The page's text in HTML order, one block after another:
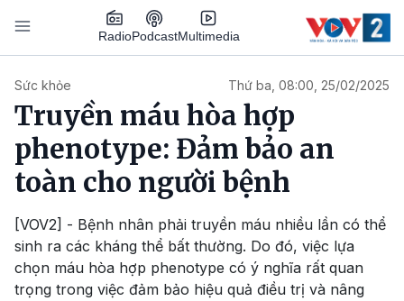
Nhảy đến nội dung
RadioPodcastMultimedia
Sức khỏe Thứ ba, 08:00, 25/02/2025
Truyền máu hòa hợp
phenotype: Đảm bảo an
toàn cho người bệnh
[VOV2] - Bệnh nhân phải truyền máu nhiều lần có thể
sinh ra các kháng thể bất thường. Do đó, việc lựa
chọn máu hòa hợp phenotype có ý nghĩa rất quan
trọng trong việc đảm bảo hiệu quả điều trị và nâng